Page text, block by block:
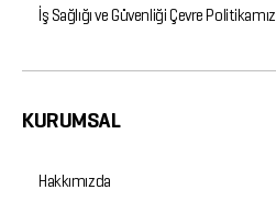
İş Sağlığı ve Güvenliği Çevre Politikamız
KURUMSAL
Hakkımızda